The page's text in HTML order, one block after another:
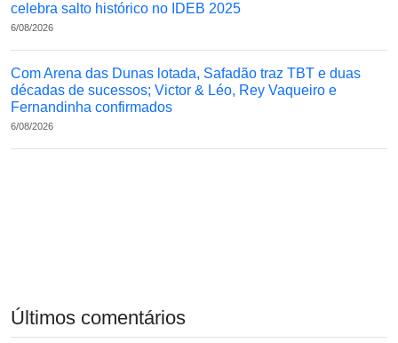
celebra salto histórico no IDEB 2025
6/08/2026
Com Arena das Dunas lotada, Safadão traz TBT e duas
décadas de sucessos; Victor & Léo, Rey Vaqueiro e
Fernandinha confirmados
6/08/2026
Últimos comentários